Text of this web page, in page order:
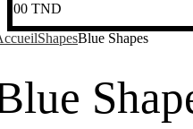
00 TND
ShapesBlue Shapes